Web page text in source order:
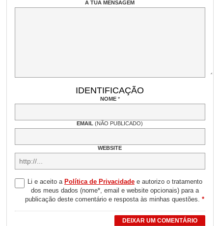
A TUA MENSAGEM
IDENTIFICAÇÃO
NOME *
EMAIL(NÃO PUBLICADO)
WEBSITE
Li e aceito a Política de Privacidadee autorizo o tratamento
dos meus dados (nome*, email e website opcionais) para a
publicação deste comentário e resposta às minhas questões.*
DEIXAR UM COMENTÁRIO